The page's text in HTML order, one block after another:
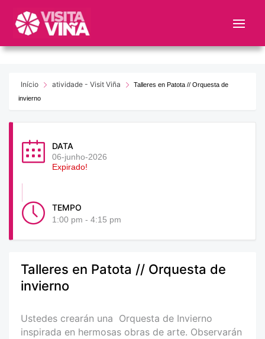
este
web
sistemaInício atividade - Visit Viña
Talleres en Patota // Orquesta de
invierno
DATA
06-junho-2026
Expirado!
TEMPO
1:00 pm - 4:15 pm
Talleres en Patota // Orquesta de
invierno
Ustedes crearán una Orquesta de Invierno
inspirada en hermosas obras de arte. Observarán